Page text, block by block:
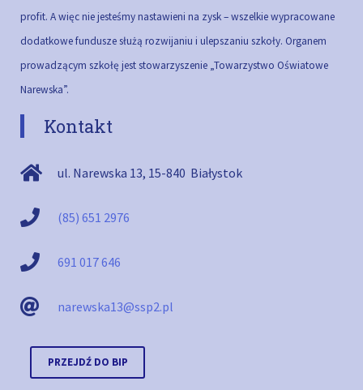
profit. A więc nie jesteśmy nastawieni na zysk – wszelkie wypracowane
dodatkowe fundusze służą rozwijaniu i ulepszaniu szkoły. Organem
prowadzącym szkołę jest stowarzyszenie „Towarzystwo Oświatowe
Narewska”.
Kontakt
ul. Narewska 13, 15-840 Białystok
(85) 651 2976
691 017 646
narewska13@ssp2.pl
PRZEJDŹ DO BIP